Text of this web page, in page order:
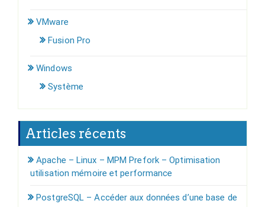
VMware
Fusion Pro
Windows
Système
Articles récents
Apache – Linux – MPM Prefork – Optimisation
utilisation mémoire et performance
PostgreSQL – Accéder aux données d’une base de